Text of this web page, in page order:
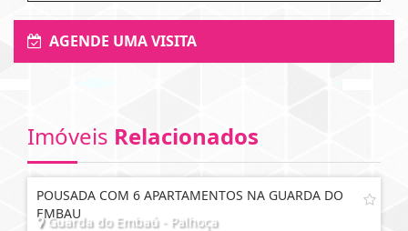
AGENDE UMA VISITA
Imóveis Relacionados
POUSADA COM 6 APARTAMENTOS NA GUARDA DO
EMBAU
Guarda do Embaú - Palhoça